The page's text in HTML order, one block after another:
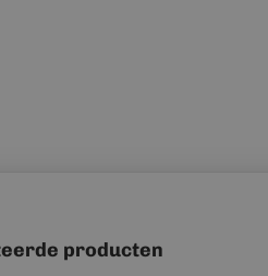
producten